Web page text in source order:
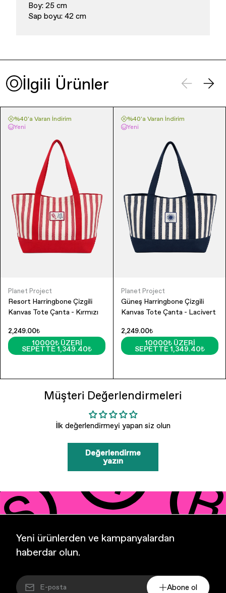
Boy: 25 cm
Sap boyu: 42 cm
İlgili Ürünler
%40'a Varan İndirim
Yeni
Planet Project
Resort Harringbone Çizgili
Kanvas Tote Çanta - Kırmızı
2,249.00₺
10000₺ ÜZERI
SEPETTE 1,349.40₺
%40'a Varan İndirim
Yeni
Planet Project
Güneş Harringbone Çizgili
Kanvas Tote Çanta - Lacivert
2,249.00₺
10000₺ ÜZERI
SEPETTE 1,349.40₺
Müşteri Değerlendirmeleri
İlk değerlendirmeyi yapan siz olun
Değerlendirme
yazın
Yeni ürünlerden ve kampanyalardan
haberdar olun.
Abone ol